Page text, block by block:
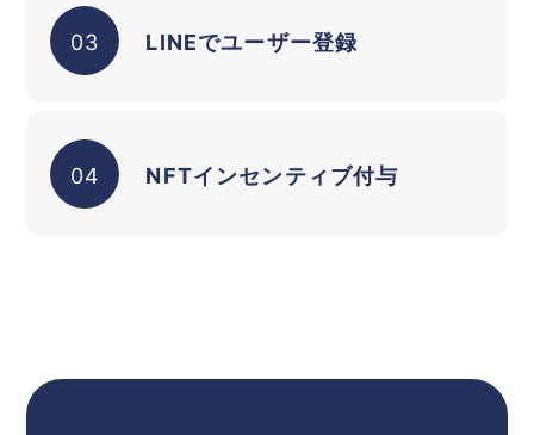
03 LINEでユーザー登録
04 NFTインセンティブ付与